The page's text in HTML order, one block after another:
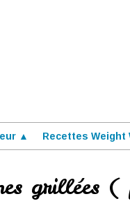
▲ Recettes Weight
grillées